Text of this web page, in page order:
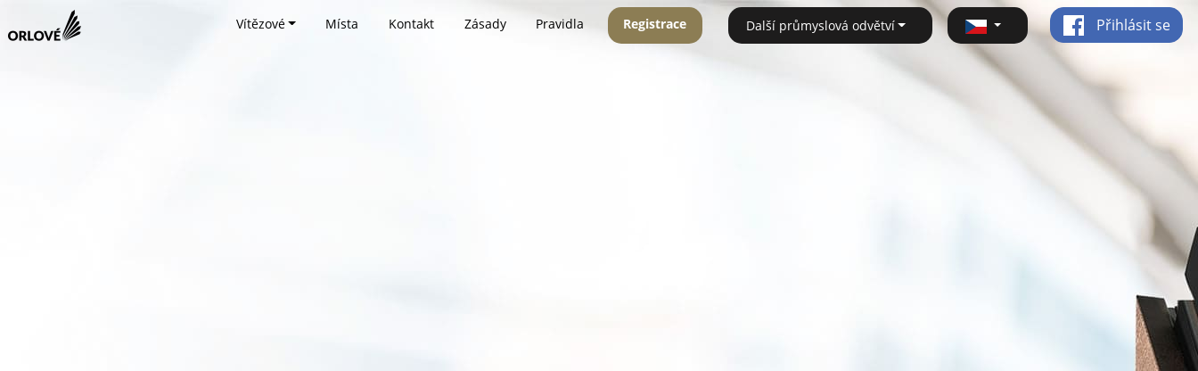
Vítězové Místa Kontakt Zásady Pravidla Registrace Další průmyslová odvětví Přihlásit se